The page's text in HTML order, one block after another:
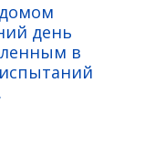
день
в